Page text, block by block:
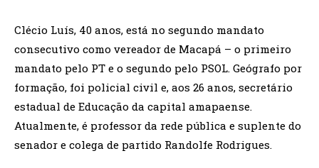
Clécio Luís, 40 anos, está no segundo mandato
consecutivo como vereador de Macapá – o primeiro
mandato pelo PT e o segundo pelo PSOL. Geógrafo por
formação, foi policial civil e, aos 26 anos, secretário
estadual de Educação da capital amapaense.
Atualmente, é professor da rede pública e suplente do
senador e colega de partido Randolfe Rodrigues.